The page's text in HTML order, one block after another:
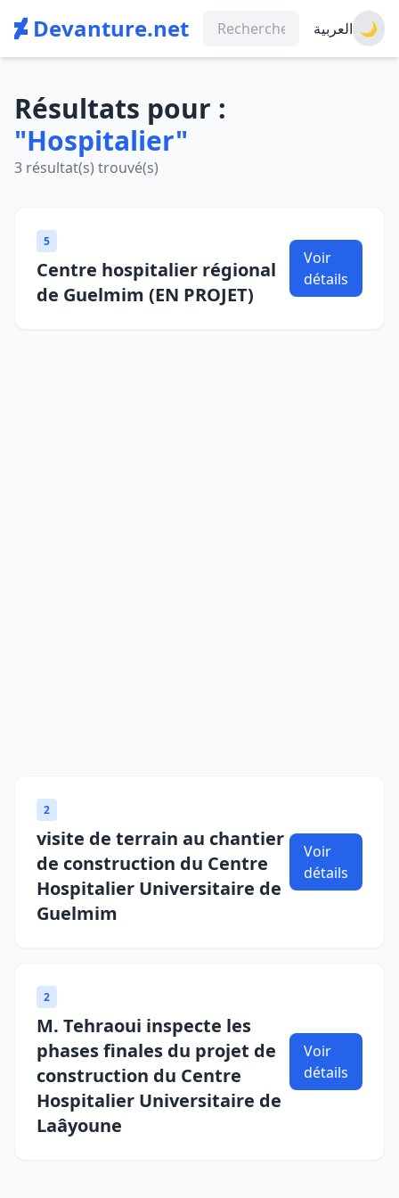
Devanture.net العربية 🌙
Résultats pour :
"Hospitalier"
3 résultat(s) trouvé(s)
5
Centre hospitalier régional
de Guelmim (EN PROJET)
Voir
détails
2
visite de terrain au chantier
de construction du Centre
Hospitalier Universitaire de
Guelmim
Voir
détails
2
M. Tehraoui inspecte les
phases finales du projet de
construction du Centre
Hospitalier Universitaire de
Laâyoune
Voir
détails